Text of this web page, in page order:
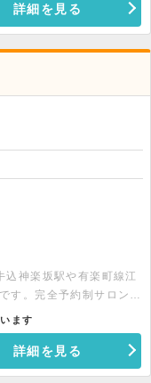
詳細を見る
込神楽坂駅や有楽町線江
す。完全予約制サロンな
棚などの残置物がありま
ます
詳細を見る